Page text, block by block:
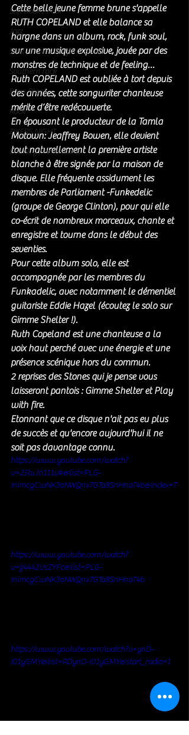
Soft Rock / Folk
Jazz
Soul / Funk / Rhythm Blues
Southern rock
Bons Plans
Rock
ZIKERS NIGHT
Country / Americana
Cette belle jeune femme brune s'appelle
RUTH COPELAND et elle balance sa
hargne dans un album, rock, funk soul,
sur une musique explosive, jouée par des
monstres de technique et de feeling…
Ruth COPELAND est oubliée à tort depuis
des années, cette songwriter chanteuse
mérite d’être redécouverte.
En épousant le producteur de la Tamla
Motown: Jeaffrey Bowen, elle devient
tout naturellement la première artiste
blanche à être signée par la maison de
disque. Elle fréquente assidument les
membres de Parliament -Funkedelic
(groupe de George Clinton), pour qui elle
co-écrit de nombreux morceaux, chante et
enregistre et tourne dans le début des
seventies.
Pour cette album solo, elle est
accompagnée par les membres du
Funkadelic, avec notamment le démentiel
guitariste Eddie Hazel (écoutez le solo sur
Gimme Shelter !).
Ruth Copeland est une chanteuse a la
voix haut perché avec une énergie et une
présence scénique hors du commun.
2 reprises des Stones qui je pense vous
laisseront pantois : Gimme Shelter et Play
with fire.
Etonnant que ce disque n'ait pas eu plus
de succès et qu'encore aujourd'hui il ne
soit pas davantage connu.
https://www.youtube.com/watch?
v=25tuJn111uk&list=PLG-
InimcgCwNK3oNWQnx7GTa8SnHna74b&index=7
https://www.youtube.com/watch?
v=z4442UsZYFc&list=PLG-
InimcgCwNK3oNWQnx7GTa8SnHna74b
https://www.youtube.com/watch?v=ynD-
I01yGMY&list=RDynD-I01yGMY&start_radio=1